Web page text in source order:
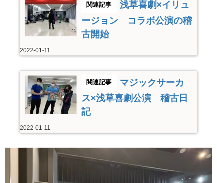
浅草喜劇×イリュ
ージョン コラボ公演の稽
古開始
2022-01-11
マジックサーカ
ス×浅草喜劇公演 稽古日
記
2022-01-11